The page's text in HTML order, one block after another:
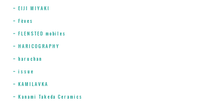
EIJI MIYAKI
Fèves
FLENSTED mobiles
HARICOGRAPHY
haruchan
issue
KAMILAVKA
Kanami Takeda Ceramics